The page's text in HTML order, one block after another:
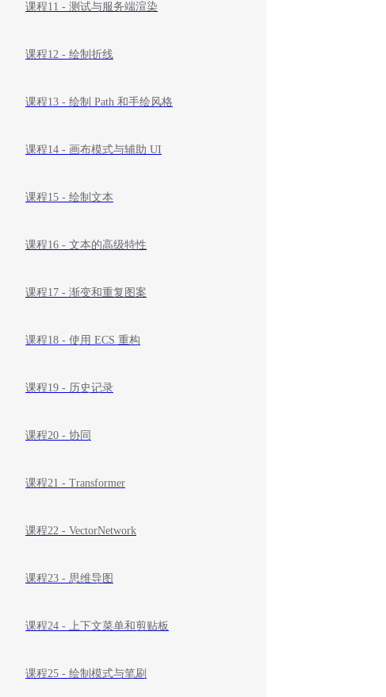
课程11 - 测试与服务端渲染
课程12 - 绘制折线
课程13 - 绘制 Path 和手绘风格
课程14 - 画布模式与辅助 UI
课程15 - 绘制文本
课程16 - 文本的高级特性
课程17 - 渐变和重复图案
课程18 - 使用 ECS 重构
课程19 - 历史记录
课程20 - 协同
课程21 - Transformer
课程22 - VectorNetwork
课程23 - 思维导图
课程24 - 上下文菜单和剪贴板
课程25 - 绘制模式与笔刷